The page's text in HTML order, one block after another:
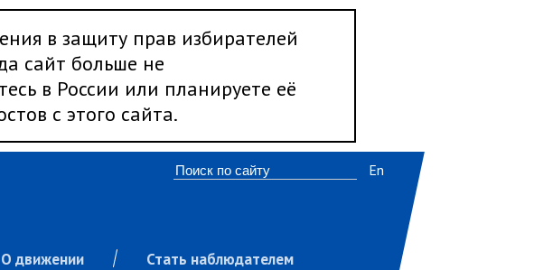
в защиту прав избирателей
сайт больше не
в России или планируете её
с этого сайта.
О движении Стать наблюдателем
En